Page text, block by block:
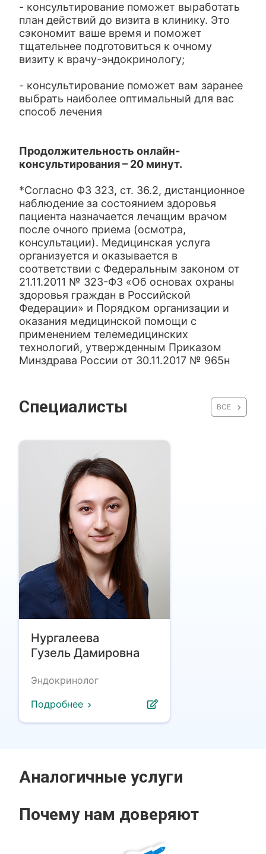
- консультирование поможет выработать
план действий до визита в клинику. Это
сэкономит ваше время и поможет
тщательнее подготовиться к очному
визиту к врачу-эндокринологу;
- консультирование поможет вам заранее
выбрать наиболее оптимальный для вас
способ лечения
Продолжительность онлайн-
консультирования – 20 минут.
*Согласно ФЗ 323, ст. 36.2, дистанционное
наблюдение за состоянием здоровья
пациента назначается лечащим врачом
после очного приема (осмотра,
консультации). Медицинская услуга
организуется и оказывается в
соответствии с Федеральным законом от
21.11.2011 № 323-ФЗ «Об основах охраны
здоровья граждан в Российской
Федерации» и Порядком организации и
оказания медицинской помощи с
применением телемедицинских
технологий, утвержденным Приказом
Минздрава России от 30.11.2017 № 965н
Специалисты ВСЕ
Нургалеева
Гузель Дамировна
Эндокринолог
Подробнее
Аналогичные услуги
Почему нам доверяют